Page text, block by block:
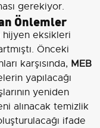
gerekiyor.
Önlemler
hijyen eksikleri
Önceki
karşısında, MEB
yapılacağı
yeniden
alınacak temizlik
ifade